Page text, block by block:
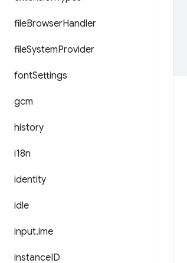
fileBrowserHandler
fileSystemProvider
fontSettings
gcm
history
i18n
identity
idle
input.ime
instanceID